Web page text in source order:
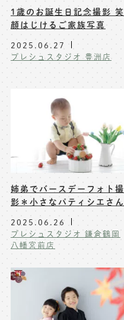
1歳のお誕生日記念撮影 笑
顔はじけるご家族写真
2025.06.27
プレシュスタジオ 豊洲店
姉弟でバースデーフォト撮
影＊小さなパティシエさん
2025.06.26
プレシュスタジオ 鎌倉鶴岡
八幡宮前店